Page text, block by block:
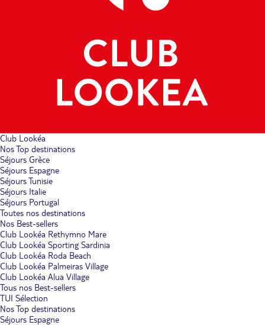
Club Lookéa
Nos Top destinations
Séjours Grèce
Séjours Espagne
Séjours Tunisie
Séjours Italie
Séjours Portugal
Toutes nos destinations
Nos Best-sellers
Club Lookéa Rethymno Mare
Club Lookéa Sporting Sardinia
Club Lookéa Roda Beach
Club Lookéa Palmeiras Village
Club Lookéa Alua Village
Tous nos Best-sellers
TUI Sélection
Nos Top destinations
Séjours Espagne